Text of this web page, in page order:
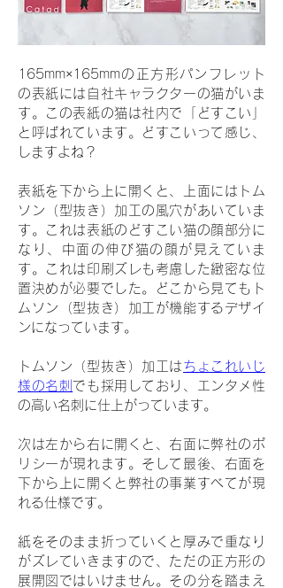
165mm×165mmの正方形パンフレット
の表紙には自社キャラクターの猫がいま
す。この表紙の猫は社内で「どすこい」
と呼ばれています。どすこいって感じ、
しますよね？
表紙を下から上に開くと、上面にはトム
ソン（型抜き）加工の風穴があいていま
す。これは表紙のどすこい猫の顔部分に
なり、中面の伸び猫の顔が見えていま
す。これは印刷ズレも考慮した緻密な位
置決めが必要でした。どこから見てもト
ムソン（型抜き）加工が機能するデザイ
ンになっています。
トムソン（型抜き）加工は ちょこれいじ
様の名刺 でも採用しており、エンタメ性
の高い名刺に仕上がっています。
次は左から右に開くと、右面に弊社のポ
リシーが現れます。そして最後、右面を
下から上に開くと弊社の事業すべてが現
れる仕様です。
紙をそのまま折っていくと厚みで重なり
がズレていきますので、ただの正方形の
展開図ではいけません。その分を踏まえ